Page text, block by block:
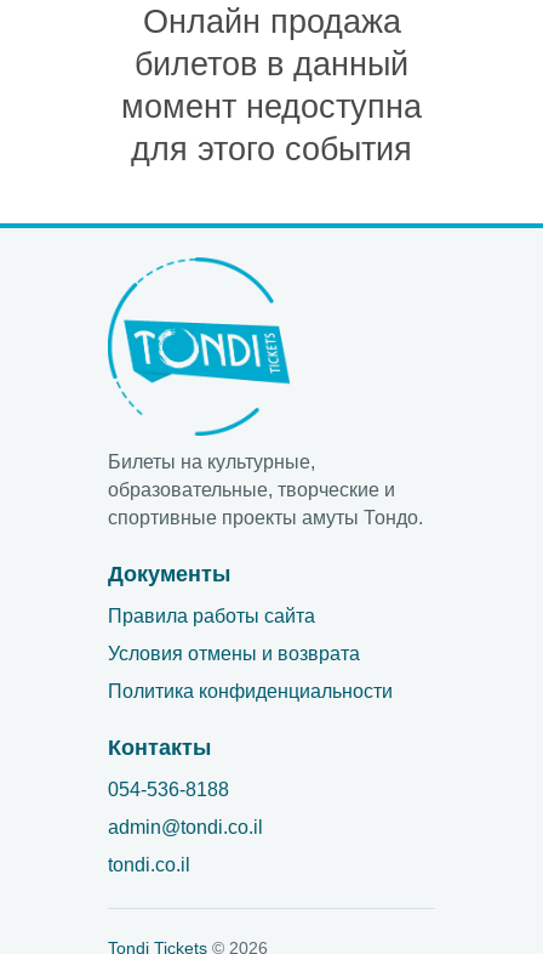
Онлайн продажа
билетов в данный
момент недоступна
для этого события
Билеты на культурные,
образовательные, творческие и
спортивные проекты амуты Тондо.
Документы
Правила работы сайта
Условия отмены и возврата
Политика конфиденциальности
Контакты
054-536-8188
admin@tondi.co.il
tondi.co.il
Tondi Tickets © 2026